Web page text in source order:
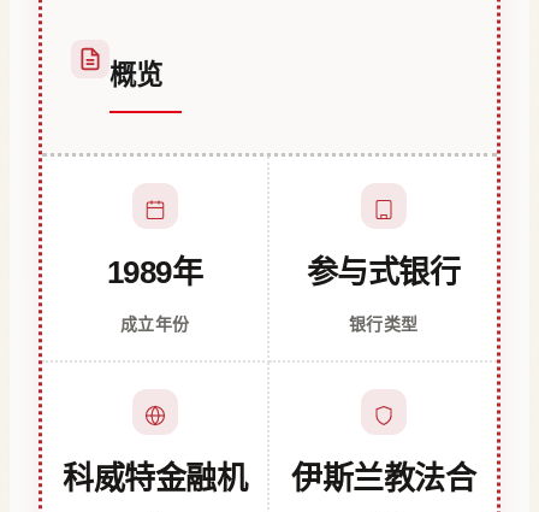
概览
1989年
成立年份
参与式银行
银行类型
科威特金融机
伊斯兰教法合